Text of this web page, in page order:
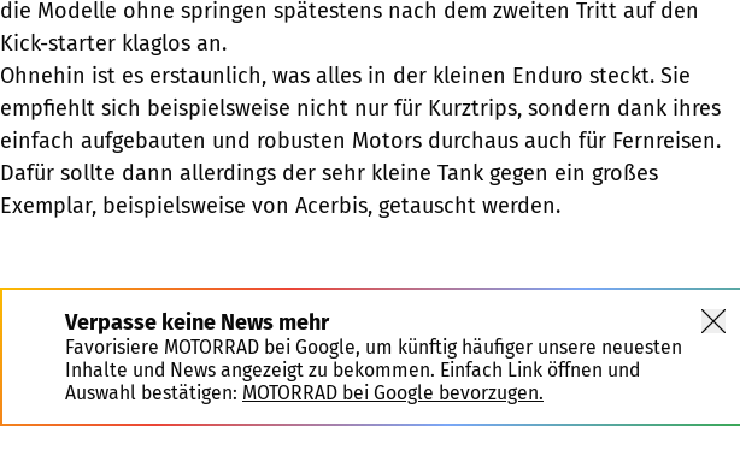
die Modelle ohne springen spätestens nach dem zweiten Tritt auf den
Kick-starter klaglos an.
Ohnehin ist es erstaunlich, was alles in der kleinen Enduro steckt. Sie
empfiehlt sich beispielsweise nicht nur für Kurztrips, sondern dank ihres
einfach aufgebauten und robusten Motors durchaus auch für Fernreisen.
Dafür sollte dann allerdings der sehr kleine Tank gegen ein großes
Exemplar, beispielsweise von Acerbis, getauscht werden.
Verpasse keine News mehr
Favorisiere MOTORRAD bei Google, um künftig häufiger unsere neuesten
Inhalte und News angezeigt zu bekommen. Einfach Link öffnen und
Auswahl bestätigen: MOTORRAD bei Google bevorzugen.